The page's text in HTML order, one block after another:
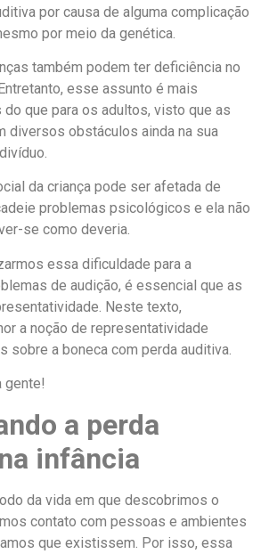
por causa de alguma complicação
por meio da genética.
também podem ter deficiência no
esse assunto é mais
que para os adultos, visto que as
diversos obstáculos ainda na sua
da criança pode ser afetada de
problemas psicológicos e ela não
se como deveria.
essa dificuldade para a
de audição, é essencial que as
Neste texto,
a noção de representatividade
sobre a boneca com perda auditiva.
gente!
a perda
infância
da vida em que descobrimos o
contato com pessoas e ambientes
que existissem. Por isso, essa